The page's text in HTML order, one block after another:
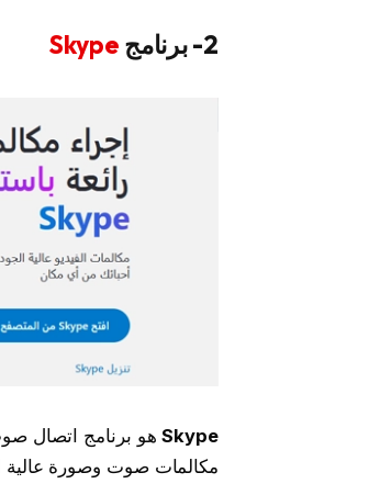
2- برنامج Skype
Skypeهو برنامج اتصال
مكالمات صوت وصورة عالية الجودة مع